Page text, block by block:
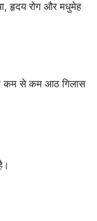
हृदय रोग और मधुमेह
कम से कम आठ गिलास